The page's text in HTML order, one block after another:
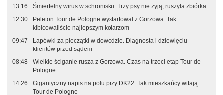
13:16
Śmiertelny wirus w schronisku. Trzy psy nie żyją, ruszyła zbiórka
12:30
Peleton Tour de Pologne wystartował z Gorzowa. Tak
kibicowaliście najlepszym kolarzom
09:47
Łapówki za pieczątki w dowodzie. Diagnosta i dziewięciu
klientów przed sądem
08:48
Wielkie ściganie rusza z Gorzowa. Czas na trzeci etap Tour de
Pologne
14:26
Gigantyczny napis na polu przy DK22. Tak mieszkańcy witają
Tour de Pologne